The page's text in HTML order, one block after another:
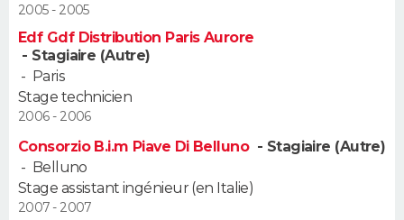
S'inscrire
Se connecter
Lycées
Collèges
Primaires
Universités
Entreprises
Service militaire
Avis de recherche
AVIS DE DÉCÈS
FORUM
Bricolage
Lifestyle
Culture
Sport
Auto
Television
Voyage
Cinema
2005 - 2005
Edf Gdf Distribution Paris Aurore
- Stagiaire (Autre)
- Paris
Stage technicien
2006 - 2006
Consorzio B.i.m Piave Di Belluno - Stagiaire (Autre)
- Belluno
Stage assistant ingénieur (en Italie)
2007 - 2007